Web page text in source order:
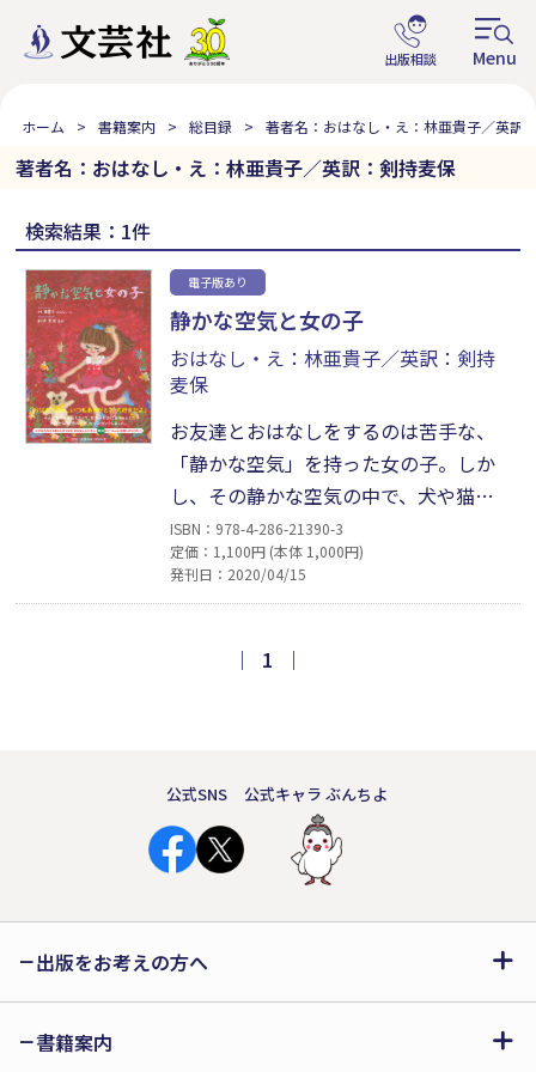
ホーム 書籍案内 総目録 著者名：おはなし・え：林亜貴子／英訳
著者名：おはなし・え：林亜貴子／英訳：剣持麦保
検索結果：1件
電子版あり
静かな空気と女の子
おはなし・え：林亜貴子／英訳：剣持
麦保
お友達とおはなしをするのは苦手な、
「静かな空気」を持った女の子。しか
し、その静かな空気の中で、犬や猫、
お日様、雨、大好きなコップたち、着
古したワンピース、そして大好きな白
いクマのぬいぐるみの「ラブ」とお話
守ってくれるおばあちゃん。「ラブ」
ISBN：978-4-286-21390-3
定価：1,100円 (本体 1,000円)
発刊日：2020/04/15
｜ 1 ｜
公式SNS 公式キャラ ぶんちよ
出版をお考えの方へ
書籍案内